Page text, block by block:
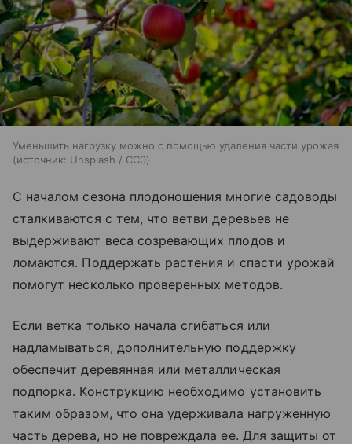
Уменьшить нагрузку можно с помощью удаления части урожая
источник: Unsplash / CC0
С началом сезона плодоношения многие садоводы
сталкиваются с тем, что ветви деревьев не
выдерживают веса созревающих плодов и
ломаются. Поддержать растения и спасти урожай
помогут несколько проверенных методов.
Если ветка только начала сгибаться или
надламываться, дополнительную поддержку
обеспечит деревянная или металлическая
подпорка. Конструкцию необходимо установить
таким образом, что она удерживала нагруженную
часть дерева, но не повреждала ее. Для защиты от